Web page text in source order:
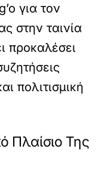
για τον
στην ταινία
προκαλέσει
πολιτισμική
Πλαίσιο Της